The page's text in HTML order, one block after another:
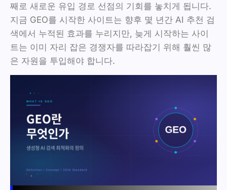
째로 새로운 유입 경로 선점의 기회를 놓치게 됩니다.
지금 GEO를 시작한 사이트는 향후 몇 년간 AI 추천 검
색에서 누적된 효과를 누리지만, 늦게 시작하는 사이
트는 이미 자리 잡은 경쟁자를 따라잡기 위해 훨씬 많
은 자원을 투입해야 합니다.